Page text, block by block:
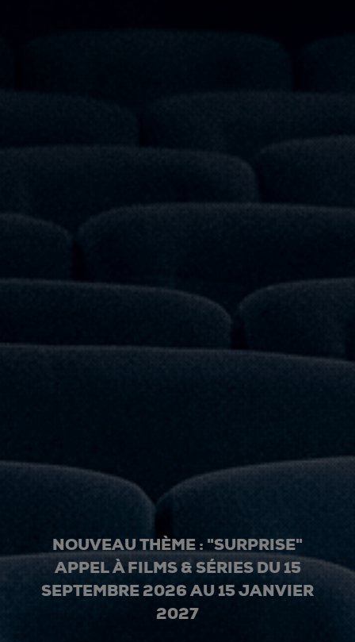
NOUVEAU THÈME : "SURPRISE"
APPEL À FILMS & SÉRIES DU 15
SEPTEMBRE 2026 AU 15 JANVIER
2027